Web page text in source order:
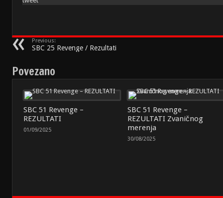
Previous:
SBC 25 Revenge / Rezultati
Povezano
SBC 51 Revenge –
REZULTATI
01/09/2025
SBC 51 Revenge –
REZULTATI Zvaničnog
merenja
30/08/2025